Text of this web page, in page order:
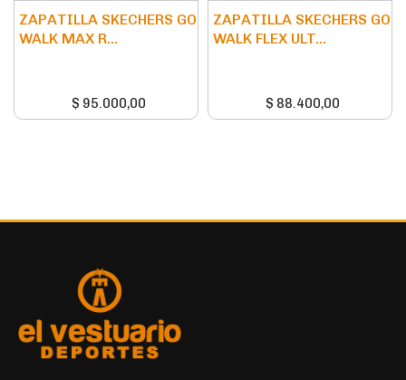
ZAPATILLA SKECHERS GO
WALK MAX R...
$ 95.000,00
ZAPATILLA SKECHERS GO
WALK FLEX ULT...
$ 88.400,00